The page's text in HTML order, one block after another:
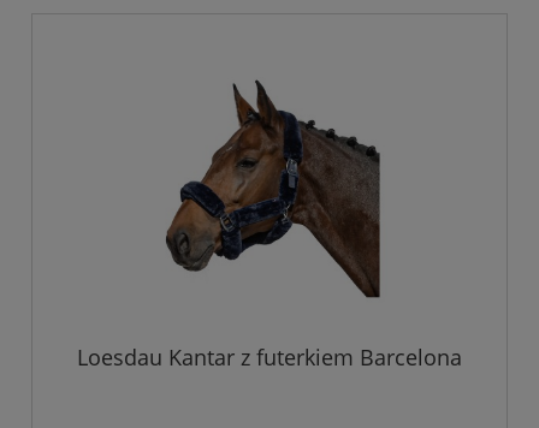
Loesdau Kantar z futerkiem Barcelona